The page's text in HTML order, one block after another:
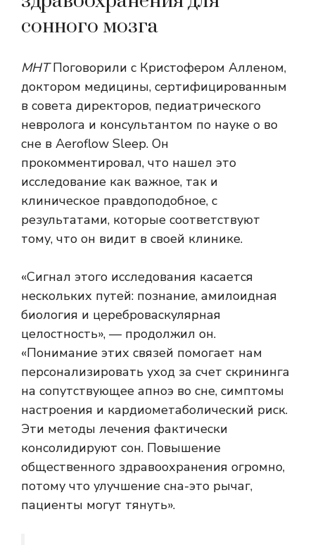
сонного мозга
МНТПоговорили с Кристофером Алленом,
доктором медицины, сертифицированным
в совета директоров, педиатрического
невролога и консультантом по науке о во
сне в Aeroflow Sleep. Он
прокомментировал, что нашел это
исследование как важное, так и
клиническое правдоподобное, с
результатами, которые соответствуют
тому, что он видит в своей клинике.
«Сигнал этого исследования касается
нескольких путей: познание, амилоидная
биология и цереброваскулярная
целостность», — продолжил он.
«Понимание этих связей помогает нам
персонализировать уход за счет скрининга
на сопутствующее апноэ во сне, симптомы
настроения и кардиометаболический риск.
Эти методы лечения фактически
консолидируют сон. Повышение
общественного здравоохранения огромно,
потому что улучшение сна-это рычаг,
пациенты могут тянуть».